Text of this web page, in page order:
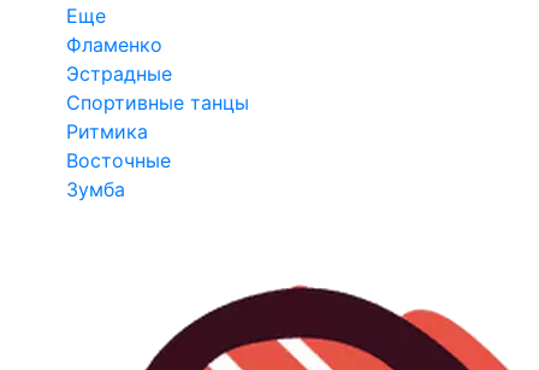
Еще
Фламенко
Эстрадные
Спортивные танцы
Ритмика
Восточные
Зумба